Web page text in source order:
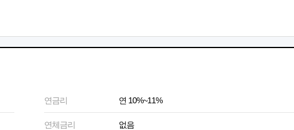
연금리 연 10%~11%
연체금리 없음